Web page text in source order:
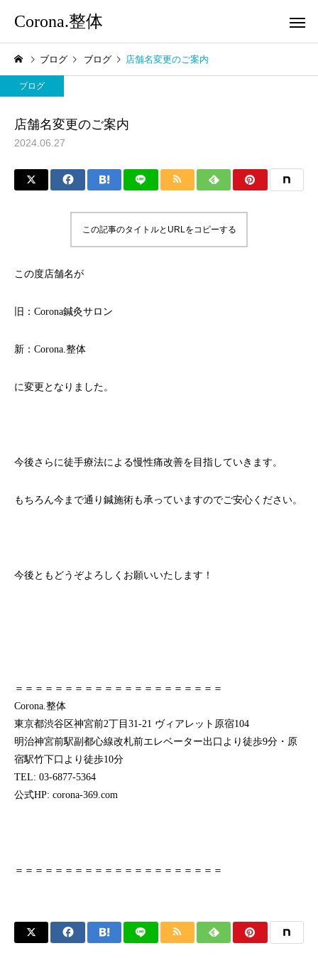
Corona.整体
ブログ ブログ 店舗名変更のご案内
ブログ
店舗名変更のご案内
2024.06.27
この記事のタイトルとURLをコピーする
この度店舗名が
旧：Corona鍼灸サロン
新：Corona.整体
に変更となりました。
今後さらに徒手療法による慢性痛改善を目指していきます。
もちろん今まで通り鍼施術も承っていますのでご安心ください。
今後ともどうぞよろしくお願いいたします！
＝＝＝＝＝＝＝＝＝＝＝＝＝＝＝＝＝＝＝＝＝
Corona.整体
東京都渋谷区神宮前2丁目31-21 ヴィアレット原宿104
明治神宮前駅副都心線改札前エレベーター出口より徒歩9分・原
宿駅竹下口より徒歩10分
TEL: 03-6877-5364
公式HP: corona-369.com
＝＝＝＝＝＝＝＝＝＝＝＝＝＝＝＝＝＝＝＝＝